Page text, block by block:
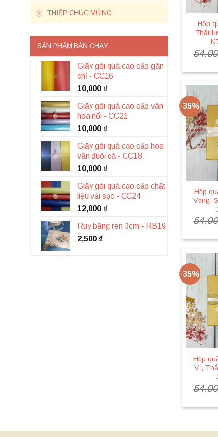
THIỆP CHÚC MỪNG
SẢN PHẨM BÁN CHẠY
Giấy gói quà cao cấp gân
chỉ - CC16
10,000 ₫
Giấy gói quà cao cấp vân
hoa nổi - CC21
10,000 ₫
Giấy gói quà cao cấp hoa
văn đuôi cá - CC18
10,000 ₫
Giấy gói quà cao cấp chất
liệu vải sọc - CC24
12,000 ₫
Ruy băng ren 3cm - RB19
2,500 ₫
Hộp
Thắt
-35%
Hộp
Vòng,
-35%
Hộp
Ví,